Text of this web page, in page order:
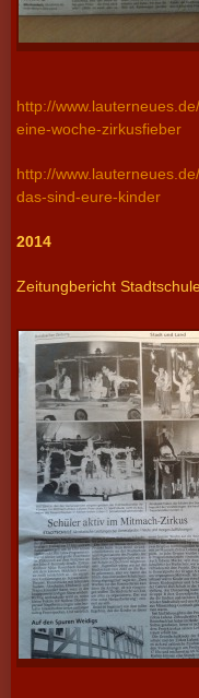
http://
eine-woche-zirkusfieber
http://
das-sind-eure-kinder
2014
Zeitungbericht